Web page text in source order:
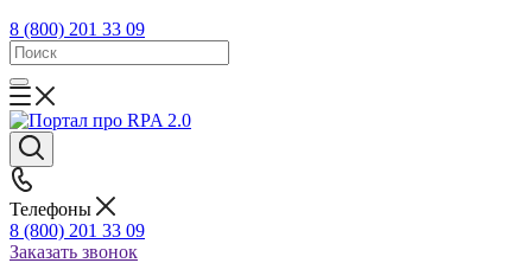
8 (800) 201 33 09
Телефоны
8 (800) 201 33 09
Заказать звонок